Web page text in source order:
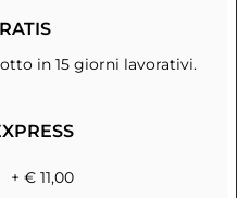
in 15 giorni lavorativi.
+ € 11,00